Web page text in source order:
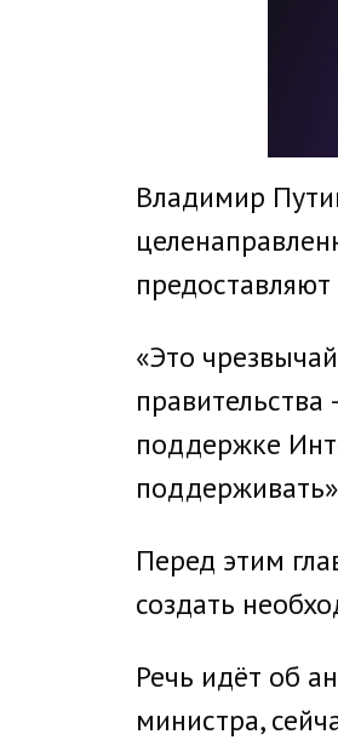
Владимир
«Это
поддержке
Перед этим
создать
Речь идёт об
министра,